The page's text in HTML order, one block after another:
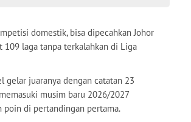
domestik, bisa dipecahkan Johor
109 laga tanpa terkalahkan di Liga
gelar juaranya dengan catatan 23
musim baru 2026/2027
poin di pertandingan pertama.